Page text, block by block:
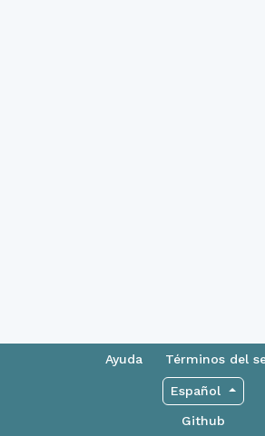
Ayuda Términos del
Español
Github